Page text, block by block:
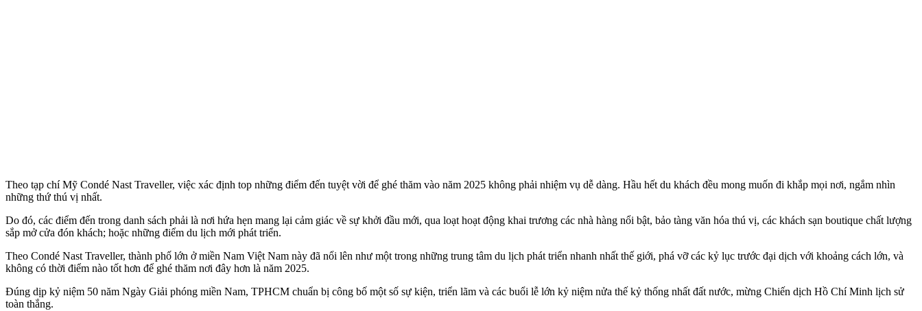
Theo tạp chí Mỹ Condé Nast Traveller, việc xác định top những điểm đến tuyệt vời để ghé thăm vào năm 2025 không phải nhiệm vụ dễ dàng. Hầu hết du khách đều mong muốn đi khắp mọi nơi, ngắm nhìn
những thứ thú vị nhất.
Do đó, các điểm đến trong danh sách phải là nơi hứa hẹn mang lại cảm giác về sự khởi đầu mới, qua loạt hoạt động khai trương các nhà hàng nổi bật, bảo tàng văn hóa thú vị, các khách sạn boutique chất lượng
sắp mở cửa đón khách; hoặc những điểm du lịch mới phát triển.
Theo Condé Nast Traveller, thành phố lớn ở miền Nam Việt Nam này đã nổi lên như một trong những trung tâm du lịch phát triển nhanh nhất thế giới, phá vỡ các kỷ lục trước đại dịch với khoảng cách lớn, và
không có thời điểm nào tốt hơn để ghé thăm nơi đây hơn là năm 2025.
Đúng dịp kỷ niệm 50 năm Ngày Giải phóng miền Nam, TPHCM chuẩn bị công bố một số sự kiện, triển lãm và các buổi lễ lớn kỷ niệm nửa thế kỷ thống nhất đất nước, mừng Chiến dịch Hồ Chí Minh lịch sử
toàn thắng.